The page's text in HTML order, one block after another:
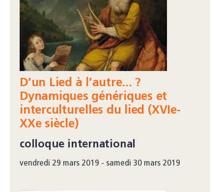
D’un Lied à l’autre... ?
Dynamiques génériques et
interculturelles du lied (XVIe-
XXe siècle)
colloque international
vendredi 29 mars 2019 - samedi 30 mars 2019